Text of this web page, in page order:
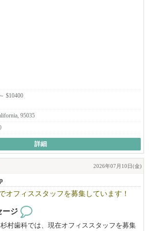
アアップとして、将来的に次のステージを目
す。
すが、規定範囲内での残業代込みで
のGMになれば年収で120k以上+ボーナスに
$10400
95035
詳細
2026年07月10日(金)
オフィススタッフを募集しています！
ージ
杉村歯科では、現在オフィススタッフを募集